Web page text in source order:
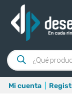
Búsqueda
de
productos
Mi cuenta